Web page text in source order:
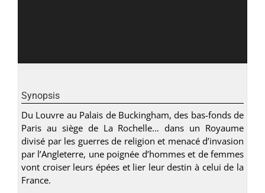
Synopsis
Du Louvre au Palais de Buckingham, des bas-fonds de
Paris au siège de La Rochelle… dans un Royaume
divisé par les guerres de religion et menacé d’invasion
par l’Angleterre, une poignée d’hommes et de femmes
vont croiser leurs épées et lier leur destin à celui de la
France.